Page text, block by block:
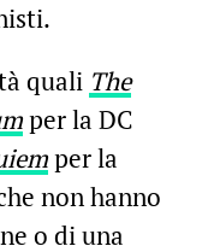
quali The
per la DC
per la
non hanno
o di una